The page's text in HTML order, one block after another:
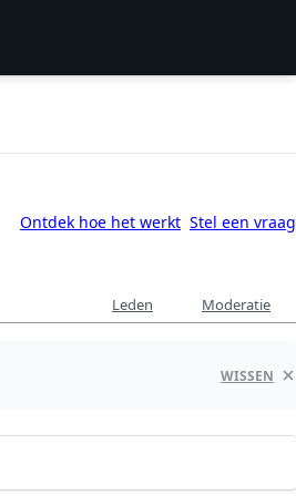
Ontdek hoe het werkt Stel een vraag
Leden Moderatie
WISSEN